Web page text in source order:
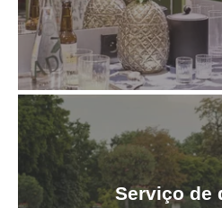
Serviço de
QUARTOS E